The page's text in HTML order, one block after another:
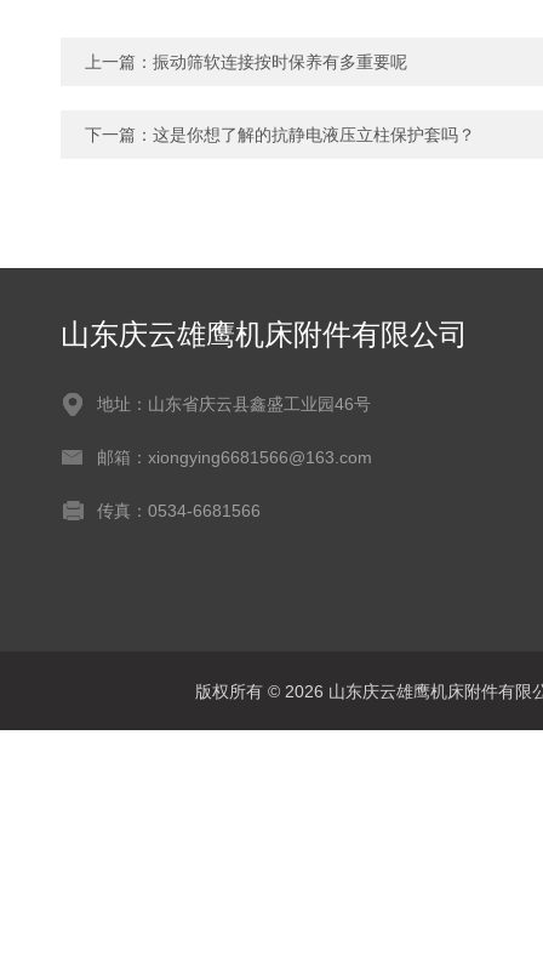
上一篇： 振动筛软连接按时保养有多重要呢
下一篇： 这是你想了解的抗静电液压立柱保护套吗？
山东庆云雄鹰机床附件有限公司
地址：山东省庆云县鑫盛工业园46号
邮箱：xiongying6681566@163.com
传真：0534-6681566
版权所有 © 2026 山东庆云雄鹰机床附件有